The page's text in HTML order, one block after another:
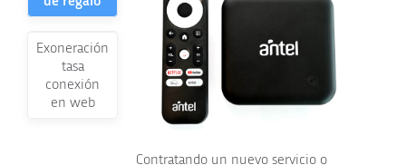
Exoneración
tasa
conexión
en web
Contratando un nuevo servicio o